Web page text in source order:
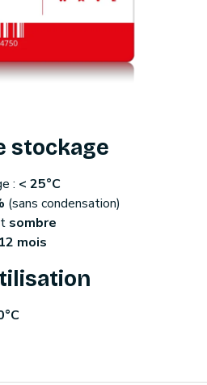
stockage
: < 25°C
(sans condensation)
sombre
12 mois